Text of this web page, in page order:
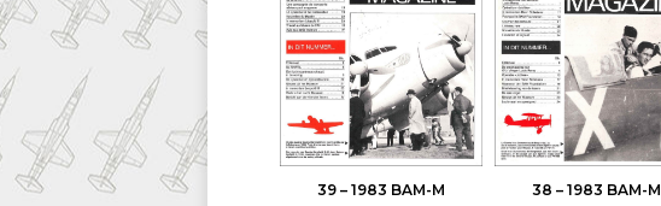
39 – 1983 BAM-M 38 – 1983 BAM-M